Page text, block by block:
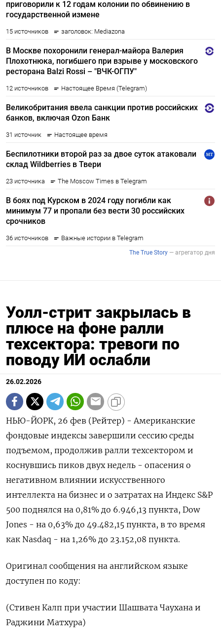
Уолл-стрит закрылась в
плюсе на фоне ралли
техсектора: тревоги по
поводу ИИ ослабли
26.02.2026
НЬЮ-ЙОРК, 26 фев (Рейтер) - Американские
фондовые индексы завершили ‌сессию среды
подъемом, продолжив ралли техсектором ​и ​
коснувшись пиков ​двух ⁠недель - ‌опасения о
негативном влиянии ‌искусственного
интеллекта на ​бизнес и ‌о затратах на Индекс ​S&P
500 поднялся ‌на 0,81% до 6.946,13 пункта, ​Dow
Jones - ​на ‌0,63% до 49.482,15 ​пункта, в то время
как Nasdaq - на 1,26% до 23.152,08 пункта.
Оригинал сообщения ​на ⁠английском языке
доступен по ‌коду:
(Стивен Калп ‌при участии Шашвата ​Чаухана и
‌Раджини Матхура)